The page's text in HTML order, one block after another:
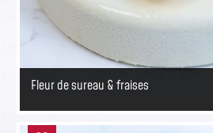
Fleur de sureau & fraises